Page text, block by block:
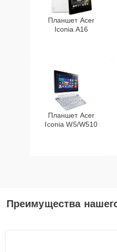
Планшет Acer
Iconia A16
Планшет Acer
Iconia W5/W510
Преимущества